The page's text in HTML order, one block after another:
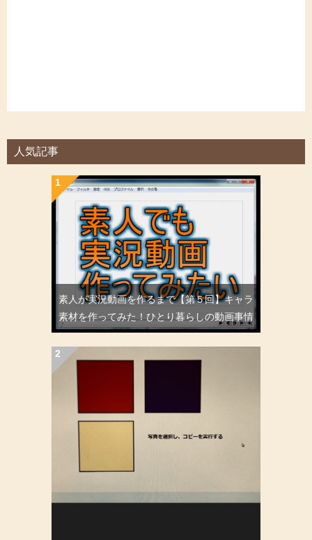
人気記事
素人が実況動画を作るまで【第５回】キャラ
素材を作ってみた！ひとり暮らしの動画事情